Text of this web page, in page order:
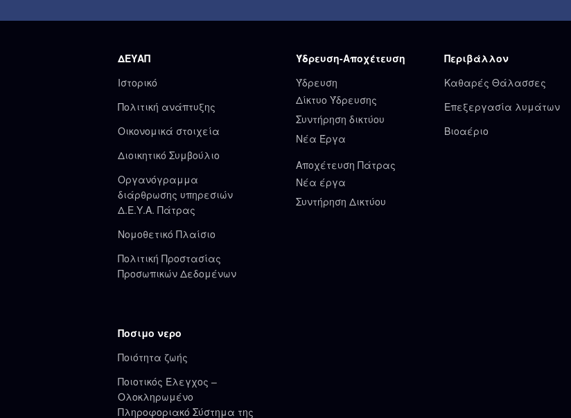
ΔΕΥΑΠ
Ιστορικό
Πολιτική ανάπτυξης
Οικονομικά στοιχεία
Διοικητικό Συμβούλιο
Οργανόγραμμα
διάρθρωσης υπηρεσιών
Δ.Ε.Υ.Α. Πάτρας
Νομοθετικό Πλαίσιο
Πολιτική Προστασίας
Προσωπικών Δεδομένων
Ύδρευση-Αποχέτευση
Ύδρευση
Δίκτυο Ύδρευσης
Συντήρηση δικτύου
Νέα Έργα
Αποχέτευση Πάτρας
Νέα έργα
Συντήρηση Δικτύου
Περιβάλλον
Καθαρές Θάλασσες
Επεξεργασία λυμάτων
Βιοαέριο
Ποσιμο νερο
Ποιότητα ζωής
Ποιοτικός Έλεγχος –
Ολοκληρωμένο
Πληροφοριακό Σύστημα της